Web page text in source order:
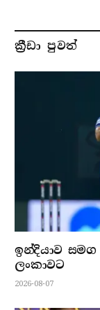
ක්‍රීඩා පුවත්
ඉන්දියාව
ලංකාවට
2026-08-07